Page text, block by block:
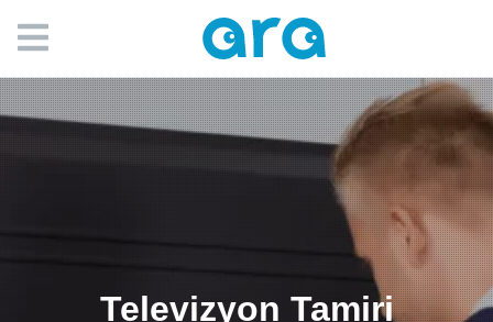
Televizyon Tamiri